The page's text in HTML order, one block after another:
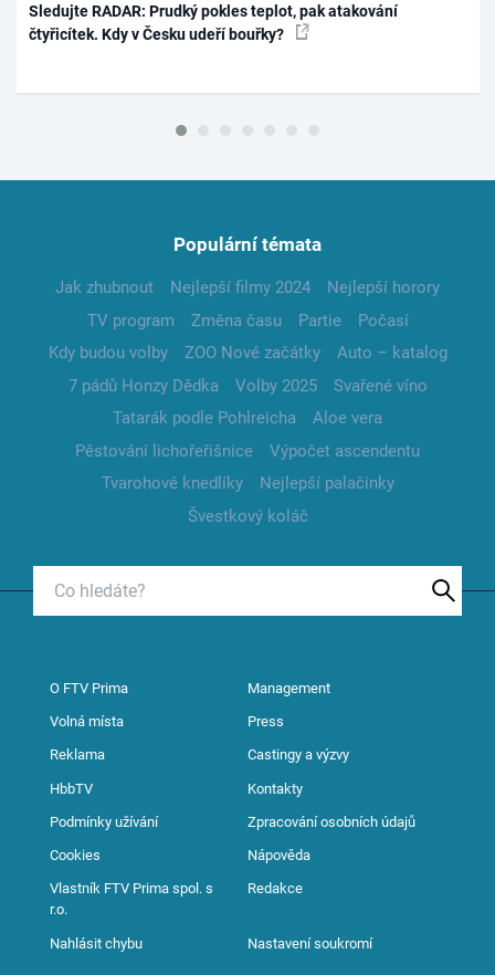
Sledujte RADAR: Prudký pokles teplot, pak atakování
čtyřicítek. Kdy v Česku udeří bouřky?
Populární témata
Jak zhubnout Nejlepší filmy 2024
Nejlepší horory
TV program
Změna času Partie
Počasí
Kdy budou volby
ZOO Nové začátky
Auto – katalog
7 pádů Honzy Dědka
Volby 2025
Svařené víno
Tatarák podle Pohlreicha
Aloe vera
Pěstování lichořeřišnice
Výpočet ascendentu
Tvarohové knedlíky
Nejlepší palačinky
Švestkový koláč
O FTV Prima Management
Volná místa Press
Reklama Castingy a výzvy
HbbTV Kontakty
Podmínky užívání Zpracování osobních údajů
Cookies Nápověda
Vlastník FTV Prima spol. s
r.o.
Redakce
Nahlásit chybu Nastavení soukromí